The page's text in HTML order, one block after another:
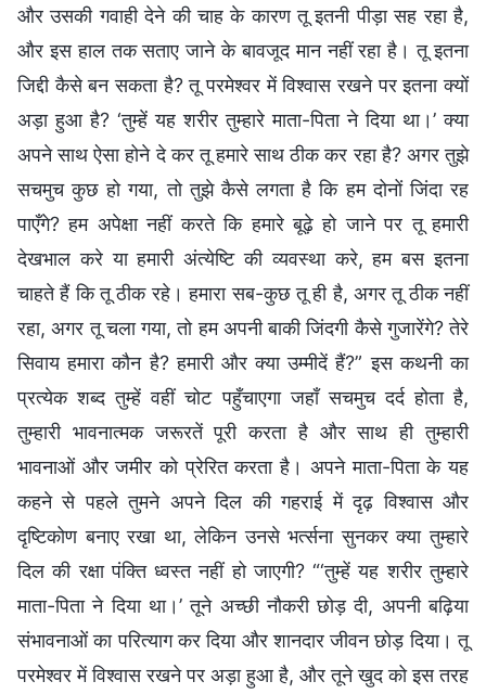
और उसकी गवाही देने की चाह के कारण तू इतनी पीड़ा सह रहा है,
और इस हाल तक सताए जाने के बावजूद मान नहीं रहा है। तू इतना
जिद्दी कैसे बन सकता है? तू परमेश्वर में विश्वास रखने पर इतना क्यों
अड़ा हुआ है? ‘तुम्हें यह शरीर तुम्हारे माता-पिता ने दिया था।’ क्या
अपने साथ ऐसा होने दे कर तू हमारे साथ ठीक कर रहा है? अगर तुझे
सचमुच कुछ हो गया, तो तुझे कैसे लगता है कि हम दोनों जिंदा रह
पाएँगे? हम अपेक्षा नहीं करते कि हमारे बूढ़े हो जाने पर तू हमारी
देखभाल करे या हमारी अंत्येष्टि की व्यवस्था करे, हम बस इतना
चाहते हैं कि तू ठीक रहे। हमारा सब-कुछ तू ही है, अगर तू ठीक नहीं
रहा, अगर तू चला गया, तो हम अपनी बाकी जिंदगी कैसे गुजारेंगे? तेरे
सिवाय हमारा कौन है? हमारी और क्या उम्मीदें हैं?” इस कथनी का
प्रत्येक शब्द तुम्हें वहीं चोट पहुँचाएगा जहाँ सचमुच दर्द होता है,
तुम्हारी भावनात्मक जरूरतें पूरी करता है और साथ ही तुम्हारी
भावनाओं और जमीर को प्रेरित करता है। अपने माता-पिता के यह
कहने से पहले तुमने अपने दिल की गहराई में दृढ़ विश्वास और
दृष्टिकोण बनाए रखा था, लेकिन उनसे भर्त्सना सुनकर क्या तुम्हारे
दिल की रक्षा पंक्ति ध्वस्त नहीं हो जाएगी? “‘तुम्हें यह शरीर तुम्हारे
माता-पिता ने दिया था।’ तूने अच्छी नौकरी छोड़ दी, अपनी बढ़िया
संभावनाओं का परित्याग कर दिया और शानदार जीवन छोड़ दिया। तू
परमेश्वर में विश्वास रखने पर अड़ा हुआ है, और तूने खुद को इस तरह